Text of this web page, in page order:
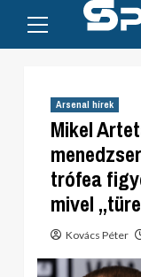
content
Menu
Arsenal hírek
Mikel
trófea
mivel
Kovács Péter